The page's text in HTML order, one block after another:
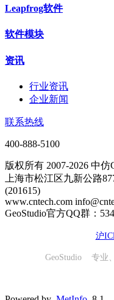
Leapfrog软件
软件模块
资讯
行业资讯
企业新闻
联系热线
400-888-5100
版权所有 2007-2026 中仿
上海市松江区九新公路
(201615)
www.cntech.com
GeoStudio官方QQ群：
沪
GeoStudio 专业